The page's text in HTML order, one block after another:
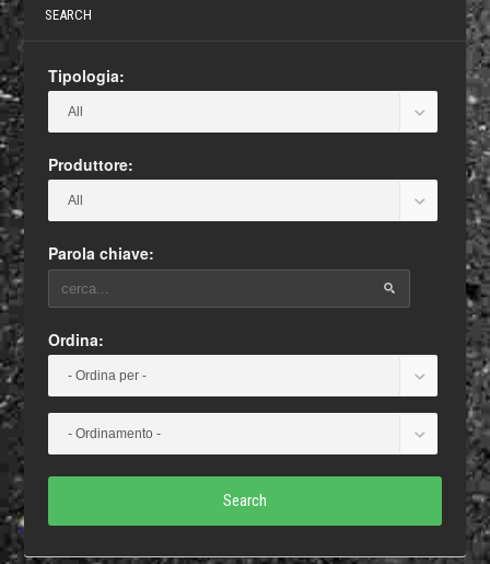
SEARCH
Tipologia:
Produttore:
Parola chiave:
Ordina:
Search